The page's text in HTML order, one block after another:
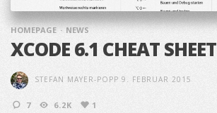
HOMEPAGE NEWS
XCODE 6.1 CHEAT SHEET
STEFAN MAYER-POPP 9. FEBRUAR 2015
7 6.2K 1